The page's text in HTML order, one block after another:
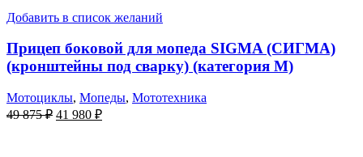
Добавить в список желаний
Прицеп боковой для мопеда SIGMA (СИГМА)
(кронштейны под сварку) (категория М)
Мотоциклы, Мопеды, Мототехника
49 875₽ Первоначальная
41 980 ₽Текущая